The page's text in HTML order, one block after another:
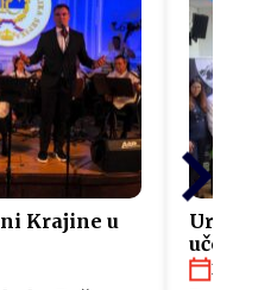
Krajine u
26-11-